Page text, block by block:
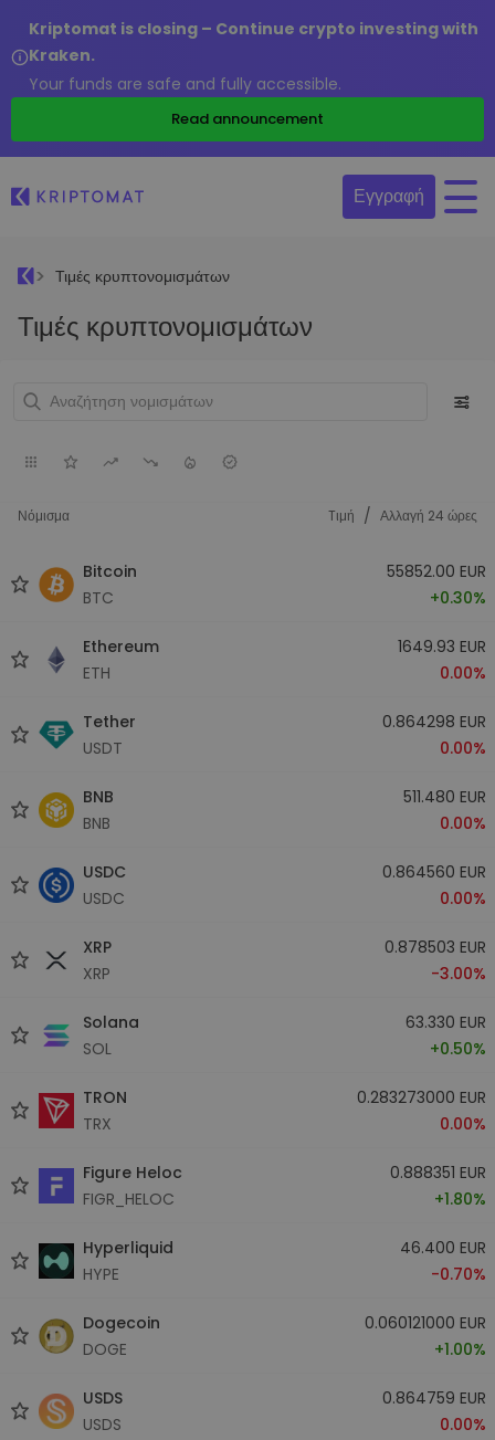
Kriptomat is closing – Continue crypto investing with
Kraken.
Your funds are safe and fully accessible.
Read announcement
Εγγραφή
Τιμές κρυπτονομισμάτων
Τιμές κρυπτονομισμάτων
Νόμισμα Tιμή / Αλλαγή 24 ώρες
Bitcoin
BTC
55852.00 EUR
+0.30%
Ethereum
ETH
1649.93 EUR
0.00%
Tether
USDT
0.864298 EUR
0.00%
BNB
BNB
511.480 EUR
0.00%
USDC
USDC
0.864560 EUR
0.00%
XRP
XRP
0.878503 EUR
-3.00%
Solana
SOL
63.330 EUR
+0.50%
TRON
TRX
0.283273000 EUR
0.00%
Figure Heloc
FIGR_HELOC
0.888351 EUR
+1.80%
Hyperliquid
HYPE
46.400 EUR
-0.70%
Dogecoin
DOGE
0.060121000 EUR
+1.00%
USDS
USDS
0.864759 EUR
0.00%